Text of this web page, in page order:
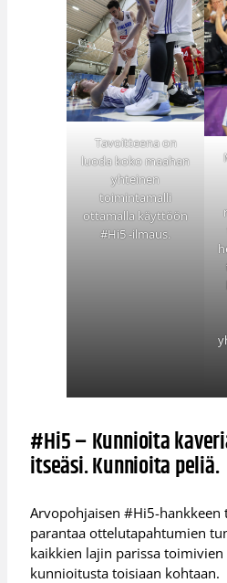
Tavoitteena on
luoda koko maahan
yhteinen
toimintamalli
ottamalla käyttöön
#Hi5 -ilmaus.
#Hi5 – Kunnioita
itseäsi. Kunnioita peliä.
Arvopohjaisen #Hi5-hankkeen
parantaa ottelutapahtumien
kaikkien lajin parissa
kunnioitusta toisiaan kohtaan.